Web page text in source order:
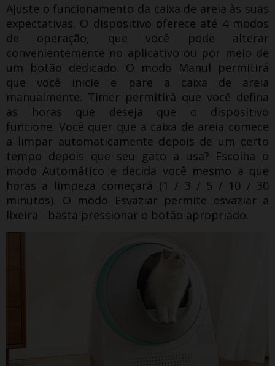
Ajuste o funcionamento da caixa de areia às suas
expectativas. O dispositivo oferece até 4 modos
de operação, que você pode alterar
convenientemente no aplicativo ou por meio de
um botão dedicado. O modo Manul permitirá
que você inicie e pare a caixa de areia
manualmente. Timer permitirá que você defina
as horas que deseja que o dispositivo
funcione. Você quer que a caixa de areia comece
a limpar automaticamente depois de um certo
tempo depois que seu gato a usa? Escolha o
modo Automático e decida você mesmo a que
horas a limpeza começará (1 / 3 / 5 / 10 / 30
minutos). O modo Esvaziar permite esvaziar a
lixeira - basta pressionar o botão apropriado.